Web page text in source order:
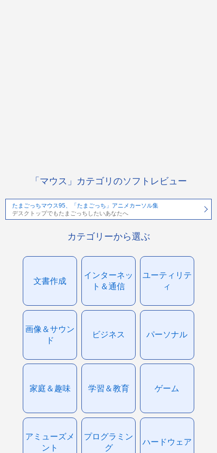
「マウス」カテゴリのソフトレビュー
たまごっちマウス95、「たまごっち」アニメカーソル集
デスクトップでもたまごっちしたいあなたへ
カテゴリーから選ぶ
文書作成
インターネッ
ト＆通信
ユーティリテ
ィ
画像＆サウン
ド
ビジネス パーソナル
家庭＆趣味 学習＆教育 ゲーム
アミューズメ
ント
プログラミン
グ
ハードウェア